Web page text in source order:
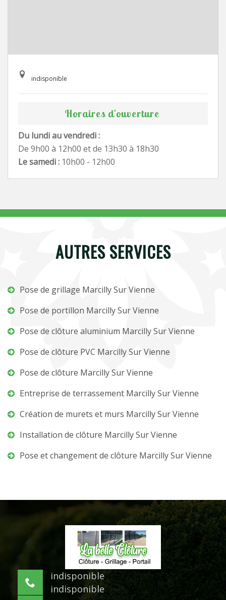
indisponible
Horaires d'ouverture
Du lundi au vendredi :
De 9h00 à 12h00 et de 13h30 à 18h30
Le samedi : 10h00 - 12h00
AUTRES SERVICES
Pose de grillage Marcilly Sur Vienne
Pose de portillon Marcilly Sur Vienne
Pose de clôture aluminium Marcilly Sur Vienne
Pose de clôture PVC Marcilly Sur Vienne
Pose de clôture Marcilly Sur Vienne
Entreprise de terrassement Marcilly Sur Vienne
Création de murets et murs Marcilly Sur Vienne
Installation de clôture Marcilly Sur Vienne
Pose et changement de clôture Marcilly Sur Vienne
indisponible
indisponible